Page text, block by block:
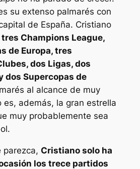
su extenso palmarés con
de España. Cristiano
tres Champions League,
de Europa, tres
dos Ligas, dos
dos Supercopas de
al alcance de muy
es, además, la gran estrella
muy probablemente sea
parezca, Cristiano solo ha
los trece partidos